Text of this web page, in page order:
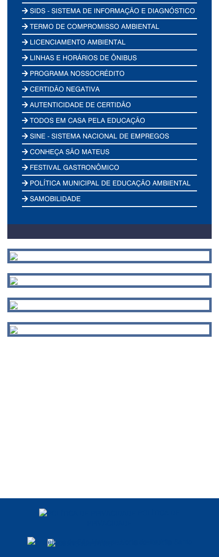
SIDS - SISTEMA DE INFORMAÇÃO E DIAGNÓSTICO
TERMO DE COMPROMISSO AMBIENTAL
LICENCIAMENTO AMBIENTAL
LINHAS E HORÁRIOS DE ÔNIBUS
PROGRAMA NOSSOCRÉDITO
CERTIDÃO NEGATIVA
AUTENTICIDADE DE CERTIDÃO
TODOS EM CASA PELA EDUCAÇÃO
SINE - SISTEMA NACIONAL DE EMPREGOS
CONHEÇA SÃO MATEUS
FESTIVAL GASTRONÔMICO
POLÍTICA MUNICIPAL DE EDUCAÇÃO AMBIENTAL
SAMOBILIDADE